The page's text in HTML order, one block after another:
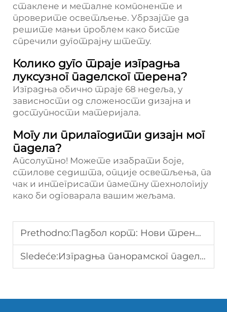
стаклене и металне компоненте и
проверите осветљење. Убрзајте да
решите мањи проблем како бисте
спречили дуготрајну штету.
Колико дуго траје изградња
луксузног паделског терена?
Изградња обично траје 68 недеља, у
зависности од сложености дизајна и
доступности материјала.
Могу ли прилагодити дизајн мог
падела?
Апсолутно! Можете изабрати боје,
стилове седишта, опције осветљења, па
чак и интегрисати паметну технологију
како би одговарала вашим жељама.
Prethodno:Падбол корт: Нови тренд у спортским објектима
Sledeće:Изградња панорамског паделског терена: Водич